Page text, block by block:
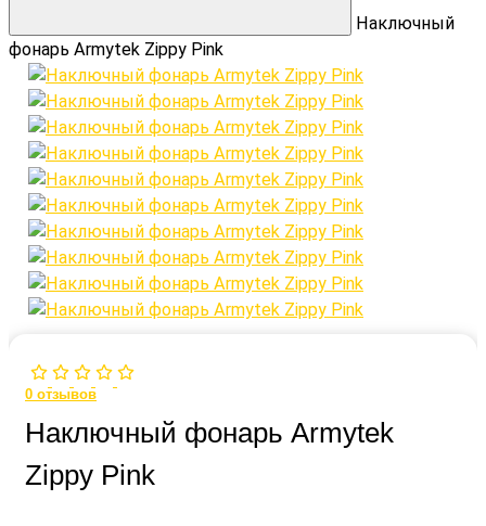
Наключный
фонарь Armytek Zippy Pink
0 отзывов
Наключный фонарь Armytek
Zippy Pink